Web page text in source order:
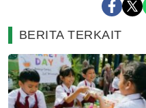
BERITA TERKAIT